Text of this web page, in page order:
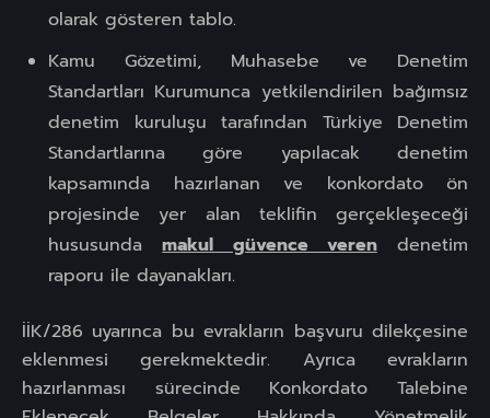
olarak gösteren tablo.
Kamu Gözetimi, Muhasebe ve Denetim
Standartları Kurumunca yetkilendirilen bağımsız
denetim kuruluşu tarafından Türkiye Denetim
Standartlarına göre yapılacak denetim
kapsamında hazırlanan ve konkordato ön
projesinde yer alan teklifin gerçekleşeceği
hususundamakul güvence verendenetim
raporu ile dayanakları.
İİK/286 uyarınca bu evrakların başvuru dilekçesine
eklenmesi gerekmektedir. Ayrıca evrakların
hazırlanması sürecinde Konkordato Talebine